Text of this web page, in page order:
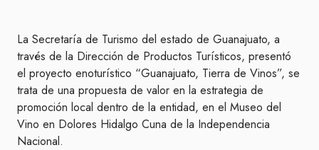
La Secretaría de Turismo del estado de Guanajuato, a
través de la Dirección de Productos Turísticos, presentó
el proyecto enoturístico “Guanajuato, Tierra de Vinos”, se
trata de una propuesta de valor en la estrategia de
promoción local dentro de la entidad, en el Museo del
Vino en Dolores Hidalgo Cuna de la Independencia
Nacional.